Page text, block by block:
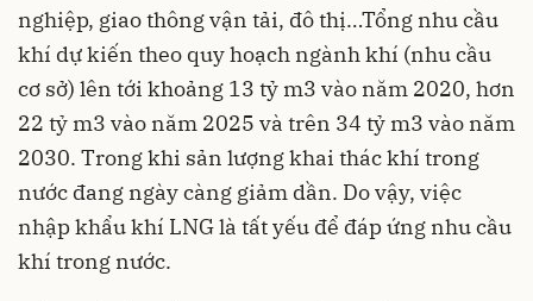
nghiệp, giao thông vận tải, đô thị…Tổng nhu cầu
khí dự kiến theo quy hoạch ngành khí (nhu cầu
cơ sở) lên tới khoảng 13 tỷ m3 vào năm 2020, hơn
22 tỷ m3 vào năm 2025 và trên 34 tỷ m3 vào năm
2030. Trong khi sản lượng khai thác khí trong
nước đang ngày càng giảm dần. Do vậy, việc
nhập khẩu khí LNG là tất yếu để đáp ứng nhu cầu
khí trong nước.